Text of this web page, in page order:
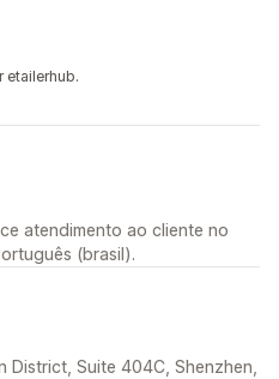
atendimento ao cliente no
(brasil).
District, Suite 404C, Shenzhen,